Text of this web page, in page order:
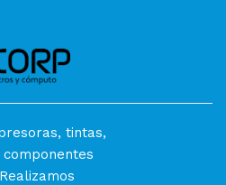
tintas,